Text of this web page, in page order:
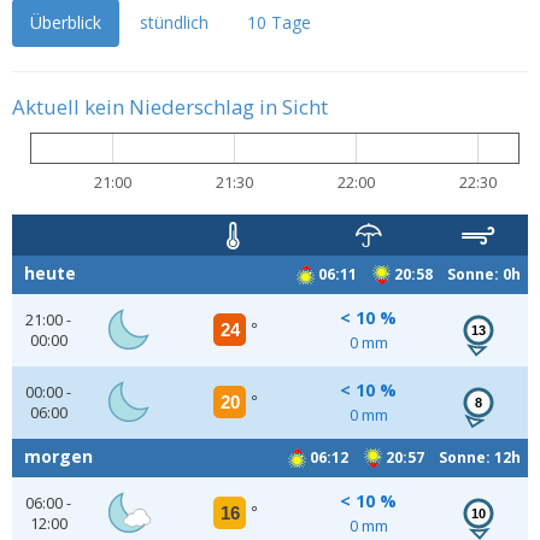
Überblick stündlich 10 Tage
Aktuell kein Niederschlag in Sicht
21:00 21:30 22:00 22:30
06:11 20:58 Sonne: 0h
heute
21:00 -
00:00
24 °
< 10 %
0 mm
13
00:00 -
06:00
20 °
< 10 %
0 mm
8
06:12 20:57 Sonne: 12h
morgen
06:00 -
12:00
16 °
< 10 %
0 mm
10